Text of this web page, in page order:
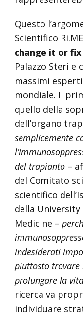
Questo
Scientifico
change it or
Palazzo Steri e
massimi
mondiale. Il
quello della
dell’organo
semplicemente
del trapianto–
del Comitato
scientifico
della
Medicine –
indesiderati
piuttosto trovare
prolungare la
ricerca va
individuare